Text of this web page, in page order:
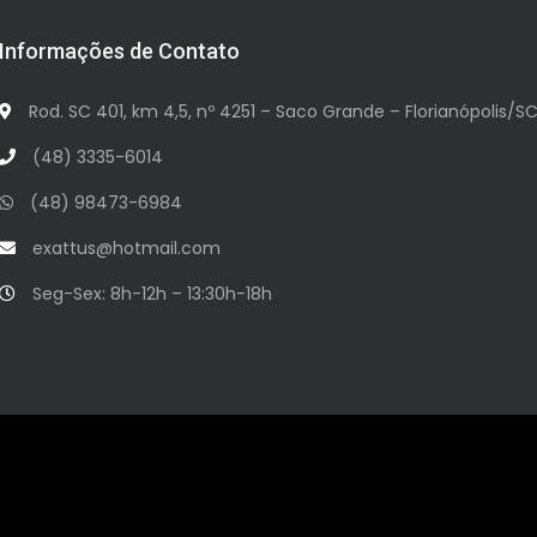
Informações de Contato
Rod. SC 401, km 4,5, nº 4251 – Saco Grande – Florianópolis/SC
(48) 3335-6014
(48) 98473-6984
exattus@hotmail.com
Seg-Sex: 8h-12h – 13:30h-18h